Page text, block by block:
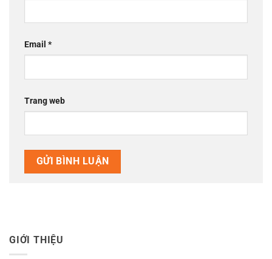
Email *
Trang web
GIỚI THIỆU